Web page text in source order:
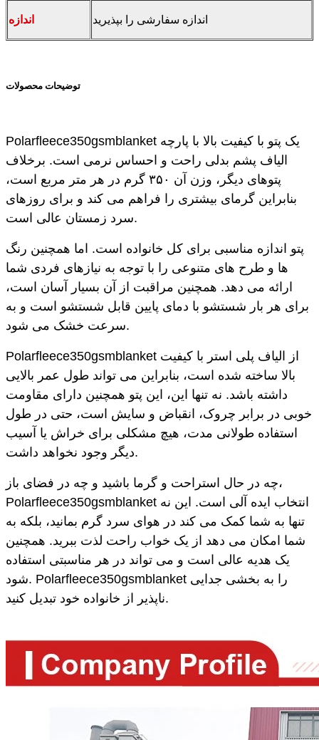
اندازه اندازه سفارشی را بپذیرید
توضیحات محصولات
Polarfleece350gsmblanket یک پتو با کیفیت بالا با پارچه
الیاف پشم بدلی راحت و احساس نرمی است. برخلاف
پتوهای دیگر، وزن آن ۳۵۰ گرم در هر متر مربع است،
بنابراین گرمای بیشتری را فراهم می کند و برای روزهای
سرد زمستان عالی است.
پتو اندازه مناسبی برای کل خانواده است. اما همچنین رنگ
ها و طرح های متنوعی را با توجه به نیازهای فردی شما
ارائه می دهد. همچنین مراقبت از آن بسیار آسان است،
برای هر بار شستشو با دمای پایین قابل شستشو است و به
سرعت خشک می شود.
Polarfleece350gsmblanket از الیاف پلی استر با کیفیت
بالا ساخته شده است، بنابراین می تواند طول عمر بالایی
داشته باشد. نه تنها این، این پتو همچنین دارای مقاومت
خوبی در برابر چروک، انقباض و سایش است، حتی در طول
استفاده طولانی مدت، هیچ مشکلی برای خراش یا آسیب
دیگر وجود نخواهد داشت.
چه در حال استراحت و گرما باشید و چه در فضای باز،
Polarfleece350gsmblanket انتخاب ایده آلی است. این نه
تنها به شما کمک می کند در هوای سرد گرم بمانید، بلکه به
شما امکان می دهد از یک خواب راحت لذت ببرید. همچنین
یک هدیه عالی است و می تواند در هر مناسبتی استفاده
شود. Polarfleece350gsmblanket را به بخشی جدایی
ناپذیر از خانواده خود تبدیل کنید.